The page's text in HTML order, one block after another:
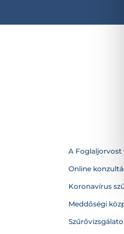
A Foglaljorvost
Online
Koronavírus
Meddőségi